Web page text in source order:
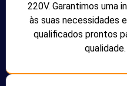
220V. Garantimos uma
às suas necessidades
qualificados prontos